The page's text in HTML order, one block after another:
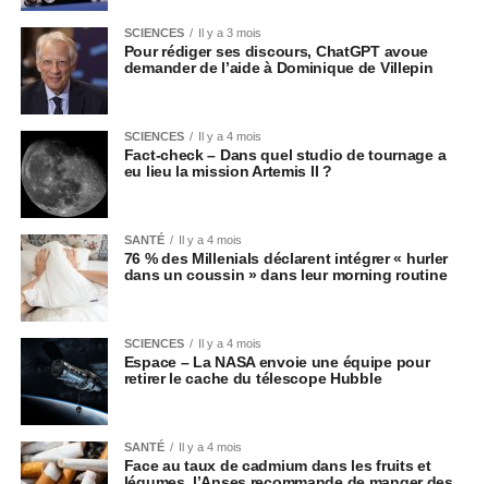
SCIENCES Il y a 3 mois
Pour rédiger ses discours, ChatGPT avoue
demander de l’aide à Dominique de Villepin
SCIENCES Il y a 4 mois
Fact-check – Dans quel studio de tournage a
eu lieu la mission Artemis II ?
SANTÉ Il y a 4 mois
76 % des Millenials déclarent intégrer « hurler
dans un coussin » dans leur morning routine
SCIENCES Il y a 4 mois
Espace – La NASA envoie une équipe pour
retirer le cache du télescope Hubble
SANTÉ Il y a 4 mois
Face au taux de cadmium dans les fruits et